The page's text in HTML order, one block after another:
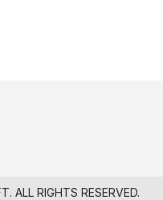
ALL RIGHTS RESERVED.